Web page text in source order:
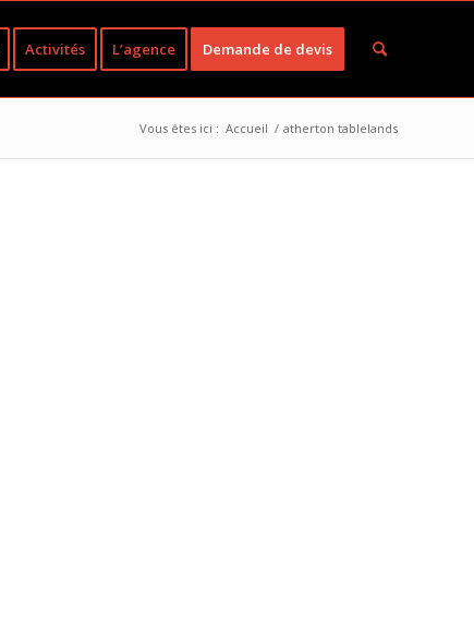
Activités L’agence Demande de devis
Vous êtes ici : Accueil / atherton tablelands